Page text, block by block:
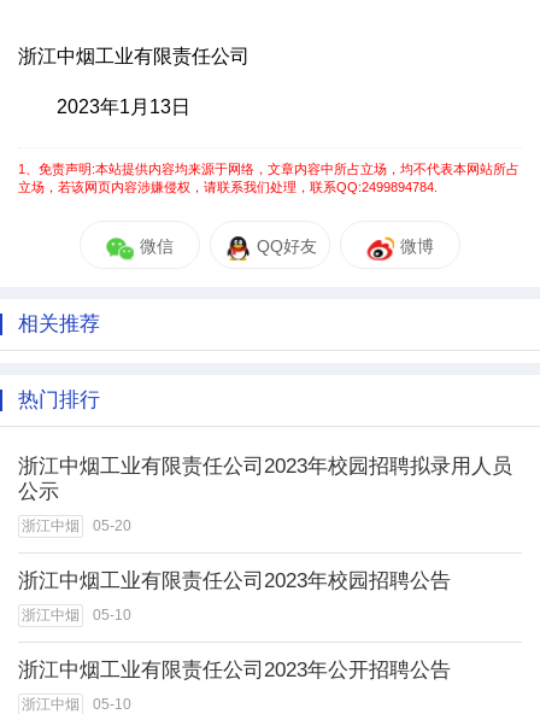
浙江中烟工业有限责任公司
2023年1月13日
1、免责声明:本站提供内容均来源于网络，文章内容中所占立场，均不代表本网站所占
立场，若该网页内容涉嫌侵权，请联系我们处理，联系QQ:2499894784.
微信 QQ好友 微博
相关推荐
热门排行
浙江中烟工业有限责任公司2023年校园招聘拟录用人员
公示
浙江中烟 05-20
浙江中烟工业有限责任公司2023年校园招聘公告
浙江中烟 05-10
浙江中烟工业有限责任公司2023年公开招聘公告
浙江中烟 05-10